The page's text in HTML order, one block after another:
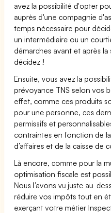
avez la possibilité d'opter
auprès d'une compagnie
temps nécessaire pour
un intermédiaire ou un
démarches avant et après
décidez !
Ensuite, vous avez la
prévoyance TNS selon vos
effet, comme ces produits
pour une personne, ces
permissifs et
contraintes en fonction de
d’affaires et de la caisse de
Là encore, comme pour la
optimisation fiscale est
Nous l’avons vu juste au-
réduire vos impôts tout en
exerçant votre métier